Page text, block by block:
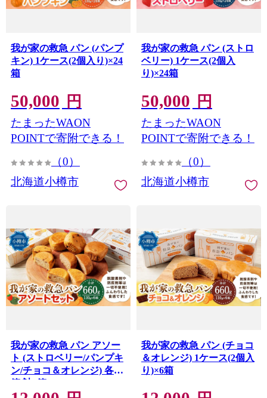
我が家の救急 パン (パンプ
キン) 1ケース(2個入り)×24
箱
50,000 円
たまったWAON
POINTで寄附できる！
（0）
北海道小樽市
我が家の救急 パン (ストロ
ベリー) 1ケース(2個入
り)×24箱
50,000 円
たまったWAON
POINTで寄附できる！
（0）
北海道小樽市
我が家の救急 パン アソー
ト (ストロベリー/パンプキ
ン/チョコ＆オレンジ) 各2
箱 計6箱
我が家の救急 パン (チョコ
＆オレンジ) 1ケース(2個入
り)×6箱